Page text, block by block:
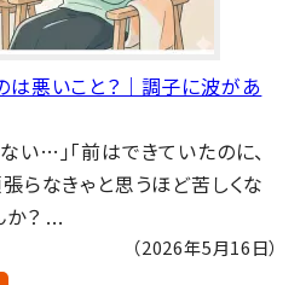
は悪いこと？｜調子に波があ
い…」「前はできていたのに、
らなきゃと思うほど苦しくな
か？ ...
（2026年5月16日）